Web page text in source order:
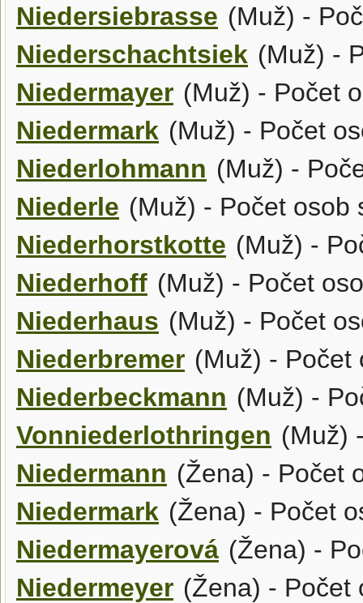
Niedersiebrasse (Muž) -
Niederschachtsiek (Muž) -
Niedermayer (Muž) - Počet
Niedermark (Muž) - Počet
Niederlohmann (Muž) -
Niederle (Muž) - Počet osob
Niederhorstkotte (Muž) -
Niederhoff (Muž) - Počet
Niederhaus (Muž) - Počet
Niederbremer (Muž) - Počet
Niederbeckmann (Muž) -
Vonniederlothringen (Muž)
Niedermann (Žena) - Počet
Niedermark (Žena) - Počet
Niedermayerová (Žena) -
Niedermeyer (Žena) - Počet